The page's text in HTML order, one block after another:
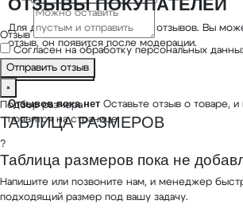
ОТЗЫВЫ ПОКУПАТЕЛЕЙ
Для данного товара пока нет отзывов. Вы
отзыв, он появится после модерации.
Оценить товар
★
Отзывов пока нет Оставьте отзыв о товаре,
появится на странице.
Отзыв
Согласен на обработку персональных
Отправить отзыв
×
Подбор размера
ТАБЛИЦА РАЗМЕРОВ
?
Таблица размеров пока не
Напишите или позвоните нам, и менеджер
подходящий размер под вашу задачу.